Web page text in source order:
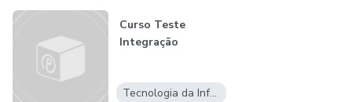
Curso Teste
Integração
Tecnologia da Informação